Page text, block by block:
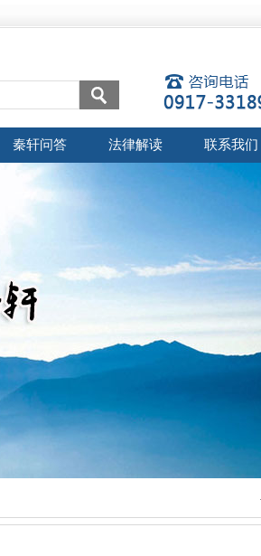
秦轩问答 法律解读 联系我们